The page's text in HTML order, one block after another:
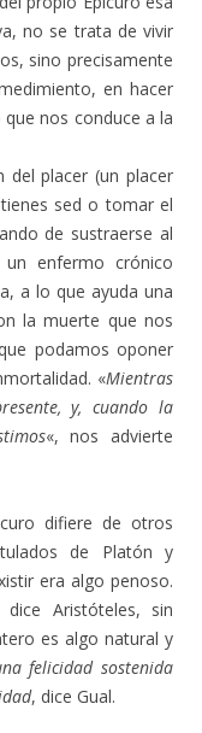
no se trata de vivir
sino precisamente
en hacer
nos conduce a la
del placer (un placer
sed o tomar el
de sustraerse al
enfermo crónico
a lo que ayuda una
la muerte que nos
podamos oponer
«Mientras
y, cuando la
«, nos advierte
difiere de otros
de Platón y
era algo penoso.
Aristóteles, sin
es algo natural y
felicidad sostenida
, dice Gual.